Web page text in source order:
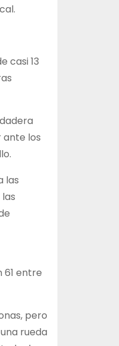
casi 13
ante los
las
61 entre
pero
rueda